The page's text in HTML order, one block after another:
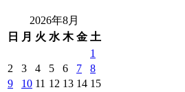
2026年8月
日
月 火 水 木 金 土
1
2
3 4 5 6 7
8
9
10 11 12 13 14 15